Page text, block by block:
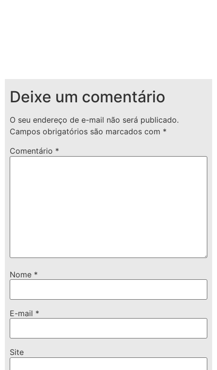
Deixe um comentário
O seu endereço de e-mail não será publicado.
Campos obrigatórios são marcados com *
Comentário *
Nome *
E-mail *
Site